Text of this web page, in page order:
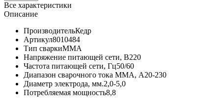
Все характеристики
Описание
ПроизводительКедр
Артикул8010484
Тип сваркиMMA
Напряжение питающей сети, В220
Частота питающей сети, Гц50/60
Диапазон сварочного тока MMA, А20-230
Диаметр электрода, мм.2,0-5,0
Потребляемая мощность8,8